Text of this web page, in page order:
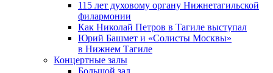
115 лет духовому органу Нижнетагильской
филармонии
Как Николай Петров в Тагиле выступал
Юрий Башмет и «Солисты Москвы»
в Нижнем Тагиле
Концертные залы